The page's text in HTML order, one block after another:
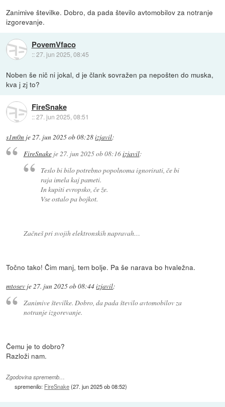
Zanimive številke. Dobro, da pada število avtomobilov za notranje
izgorevanje.
PovemVfaco
::27. jun 2025, 08:45
Noben še nič ni jokal, d je člank sovražen pa nepošten do muska,
kva j zj to?
FireSnake
::27. jun 2025, 08:51
s1m0n je27. jun 2025 ob 08:28izjavil:
FireSnakeje27. jun 2025 ob 08:16izjavil:
Teslo bi bilo potrebno popolnoma ignorirati, če bi
raja imela kaj pameti.
In kupiti evropsko, če že.
Vse ostalo pa bojkot.
Začneš pri svojih elektronskih napravah…
Točno tako! Čim manj, tem bolje. Pa še narava bo hvaležna.
mtosev je27. jun 2025 ob 08:44izjavil:
Zanimive številke. Dobro, da pada število avtomobilov za
notranje izgorevanje.
Čemu je to dobro?
Razloži nam.
Zgodovina sprememb…
spremenilo: FireSnake(27. jun 2025 ob 08:52)